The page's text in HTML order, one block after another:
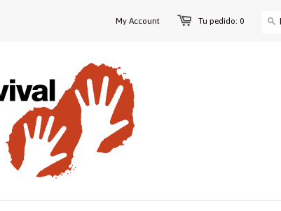
Tu pedido: 0
My Account